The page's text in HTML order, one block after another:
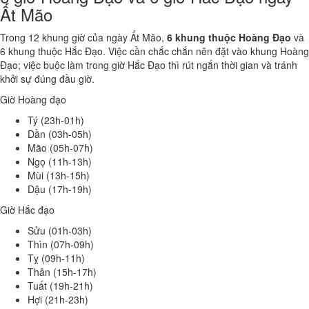
Ất Mão
Trong 12 khung giờ của ngày Ất Mão, 6 khung thuộc Hoàng Đạo và
6 khung thuộc Hắc Đạo. Việc cần chắc chắn nên đặt vào khung Hoàng
Đạo; việc buộc làm trong giờ Hắc Đạo thì rút ngắn thời gian và tránh
khởi sự đúng đầu giờ.
Giờ Hoàng đạo
Tý (23h-01h)
Dần (03h-05h)
Mão (05h-07h)
Ngọ (11h-13h)
Mùi (13h-15h)
Dậu (17h-19h)
Giờ Hắc đạo
Sửu (01h-03h)
Thìn (07h-09h)
Tỵ (09h-11h)
Thân (15h-17h)
Tuất (19h-21h)
Hợi (21h-23h)